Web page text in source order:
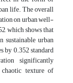
life. The overall
on urban well-
which shows that
sustainable urban
by 0.352 standard
significantly
texture of